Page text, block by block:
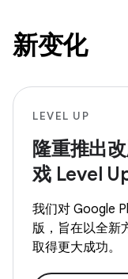
新变化
LEVEL UP
隆重推出
戏 Level
我们对 Google
版，旨在以全新
取得更大成功。